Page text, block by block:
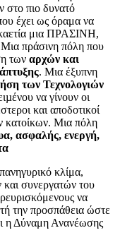
στο πιο δυνατό
έχει ως όραμα να
μια ΠΡΑΣΙΝΗ,
πράσινη πόλη που
των αρχών και
. Μια έξυπνη
των Τεχνολογιών
να γίνουν οι
και αποδοτικοί
κατοίκων. Μια πόλη
ασφαλής, ενεργή,
κλίμα,
συνεργατών του
να
την προσπάθεια ώστε
η Δύναμη Ανανέωσης